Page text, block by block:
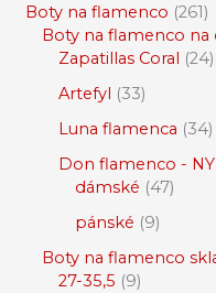
Boty na flamenco 261
Boty na flamenco na
Zapatillas Coral 24
Artefyl 33
Luna flamenca 34
Don flamenco -
dámské 47
pánské 9
Boty na flamenco
27-35,5 9